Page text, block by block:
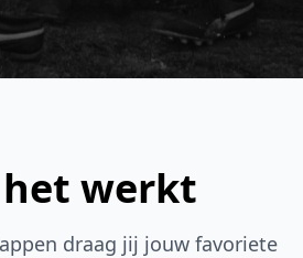
het werkt
draag jij jouw favoriete